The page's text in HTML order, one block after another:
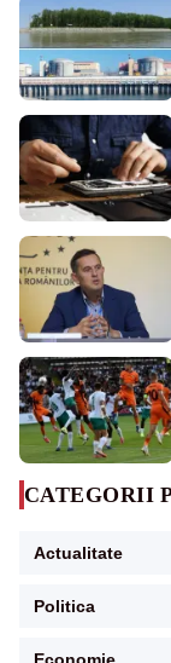
CATEGORII
Actualitate
Politica
Economie